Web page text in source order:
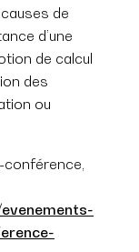
de
d’une
de calcul
des
ou
conférence,